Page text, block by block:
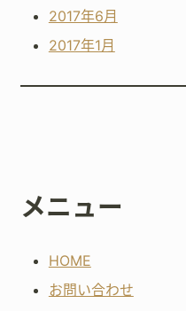
2017年6月
2017年1月
メニュー
HOME
お問い合わせ